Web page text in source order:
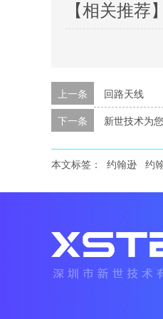
【相关推荐】
上一条
回路天线
下一条
新世技术为
本文标签： 约翰逊 约